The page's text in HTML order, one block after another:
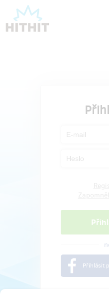
Přihlásit